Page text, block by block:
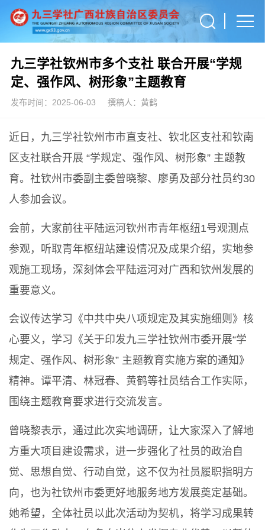
九三学社钦州市多个支社 联合开展“学规
定、强作风、树形象”主题教育
发布时间：2025-06-03 撰稿人：黄鹤
近日，九三学社钦州市市直支社、钦北区支社和钦南
区支社联合开展 “学规定、强作风、树形象” 主题教
育。社钦州市委副主委曾晓黎、廖勇及部分社员约30
人参加会议。
会前，大家前往平陆运河钦州市青年枢纽1号观测点
参观，听取青年枢纽站建设情况及成果介绍，实地参
观施工现场，深刻体会平陆运河对广西和钦州发展的
重要意义。
会议传达学习《中共中央八项规定及其实施细则》核
心要义，学习《关于印发九三学社钦州市委开展“学
规定、强作风、树形象” 主题教育实施方案的通知》
精神。谭平清、林冠春、黄鹤等社员结合工作实际，
围绕主题教育要求进行交流发言。
曾晓黎表示，通过此次实地调研，让大家深入了解地
方重大项目建设需求，进一步强化了社员的政治自
觉、思想自觉、行动自觉，这不仅为社员履职指明方
向，也为社钦州市委更好地服务地方发展奠定基础。
她希望，全体社员以此次活动为契机，将学习成果转